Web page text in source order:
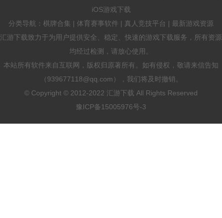
iOS游戏下载
分类导航：棋牌合集 | 体育赛事软件 | 真人竞技平台 | 最新游戏资源
汇游下载致力于为用户提供安全、稳定、快速的游戏下载服务，所有资源
均经过检测，请放心使用。
本站所有软件来自互联网，版权归原著所有。如有侵权，敬请来信告知
（939677118@qq.com），我们将及时撤销。
© Copyright © 2012-2022 汇游下载 All Rights Reserved
豫ICP备15005976号-3